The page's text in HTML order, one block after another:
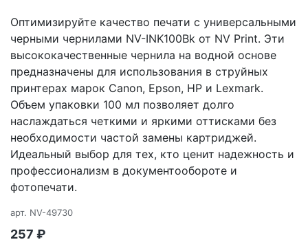
Оптимизируйте качество печати с универсальными
черными чернилами NV-INK100Bk от NV Print. Эти
высококачественные чернила на водной основе
предназначены для использования в струйных
принтерах марок Canon, Epson, HP и Lexmark.
Объем упаковки 100 мл позволяет долго
наслаждаться четкими и яркими оттисками без
необходимости частой замены картриджей.
Идеальный выбор для тех, кто ценит надежность и
профессионализм в документообороте и
фотопечати.
арт. NV-49730
257 ₽